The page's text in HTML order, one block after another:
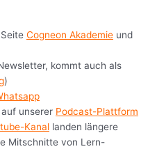
Cogneon Akademie und
kommt auch als
)
auf unserer Podcast-Plattform
Kanal landen längere
Mitschnitte von Lern-